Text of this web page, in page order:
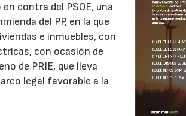
contra del PSOE, una
del PP, en la que
e inmuebles, con
con ocasión de
de PRIE, que lleva
legal favorable a la